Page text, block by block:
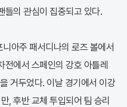
들의 관심이 집중되고 있다.
아주 패서디나의 로즈 볼에서
에서 스페인의 강호 아틀레
거두었다. 이날 경기에서 이강
, 후반 교체 투입되어 팀 승리